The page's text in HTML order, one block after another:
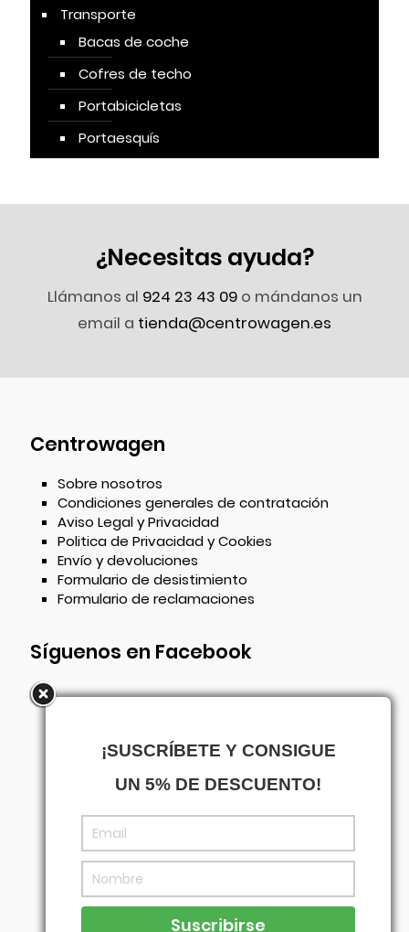
Transporte
Bacas de coche
Cofres de techo
Portabicicletas
Portaesquís
¿Necesitas ayuda?
Llámanos al 924 23 43 09o mándanos un
email a tienda@centrowagen.es
Centrowagen
Sobre nosotros
Condiciones generales de contratación
Aviso Legal y Privacidad
Politica de Privacidad y Cookies
Envío y devoluciones
Formulario de desistimiento
Formulario de reclamaciones
Síguenos en Facebook
¡SUSCRÍBETE Y CONSIGUE
UN 5% DE DESCUENTO!